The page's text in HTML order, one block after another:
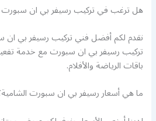
هل ترغب في تركيب رسيفر بي ان سبورت
نقدم لكم أفضل فني تركيب رسيفر بي
تركيب رسيفر بي ان سبورت مع خدمة
باقات الرياضة والأفلام.
ما هي أسعار رسيفر بي ان سبورت